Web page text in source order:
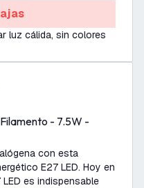
luz cálida, sin colores
- 7.5W -
con esta
E27 LED. Hoy en
es indispensable